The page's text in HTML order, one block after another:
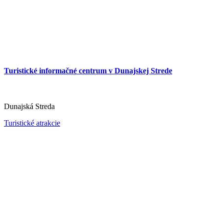
Orechová Potôň
Turistické informačné centrum v Dunajskej Strede
Dunajská Streda
Turistické atrakcie